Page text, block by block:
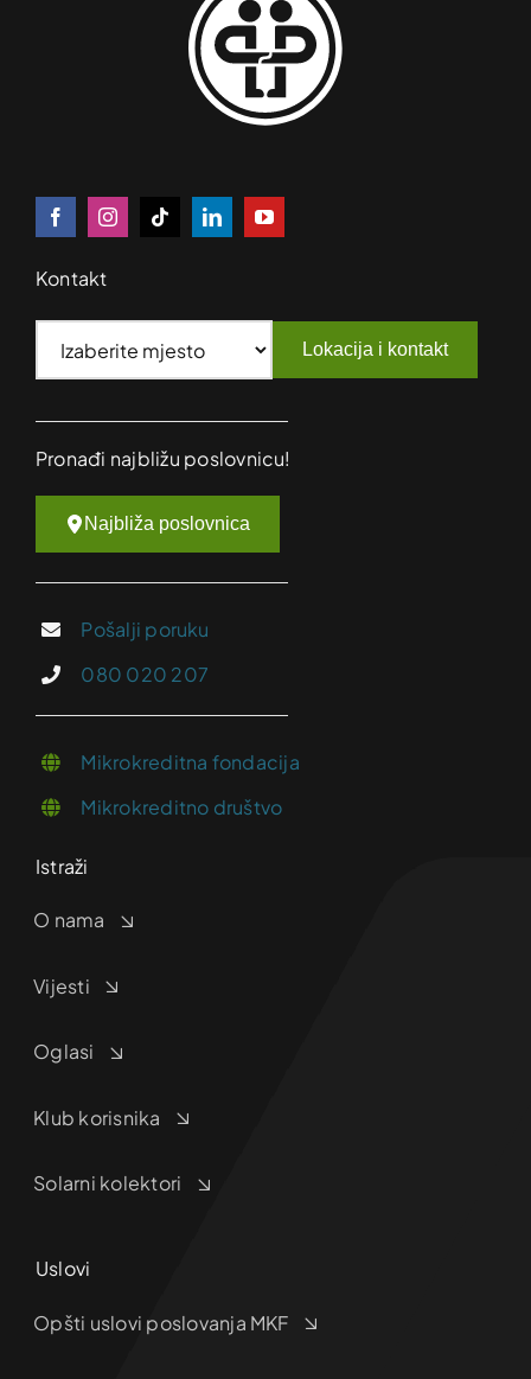
Kontakt
Lokacija i kontakt
Pronađi najbližu poslovnicu!
Najbliža poslovnica
Pošalji poruku
080 020 207
Mikrokreditna fondacija
Mikrokreditno društvo
Istraži
O nama
Vijesti
Oglasi
Klub korisnika
Solarni kolektori
Uslovi
Opšti uslovi poslovanja MKF